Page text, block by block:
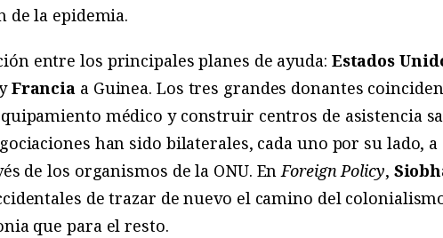
de la epidemia.
entre los principales planes de ayuda: Estados
Francia a Guinea. Los tres grandes donantes
médico y construir centros de asistencia
han sido bilaterales, cada uno por su lado, a
de los organismos de la ONU. EnForeign Policy,
de trazar de nuevo el camino del
que para el resto.